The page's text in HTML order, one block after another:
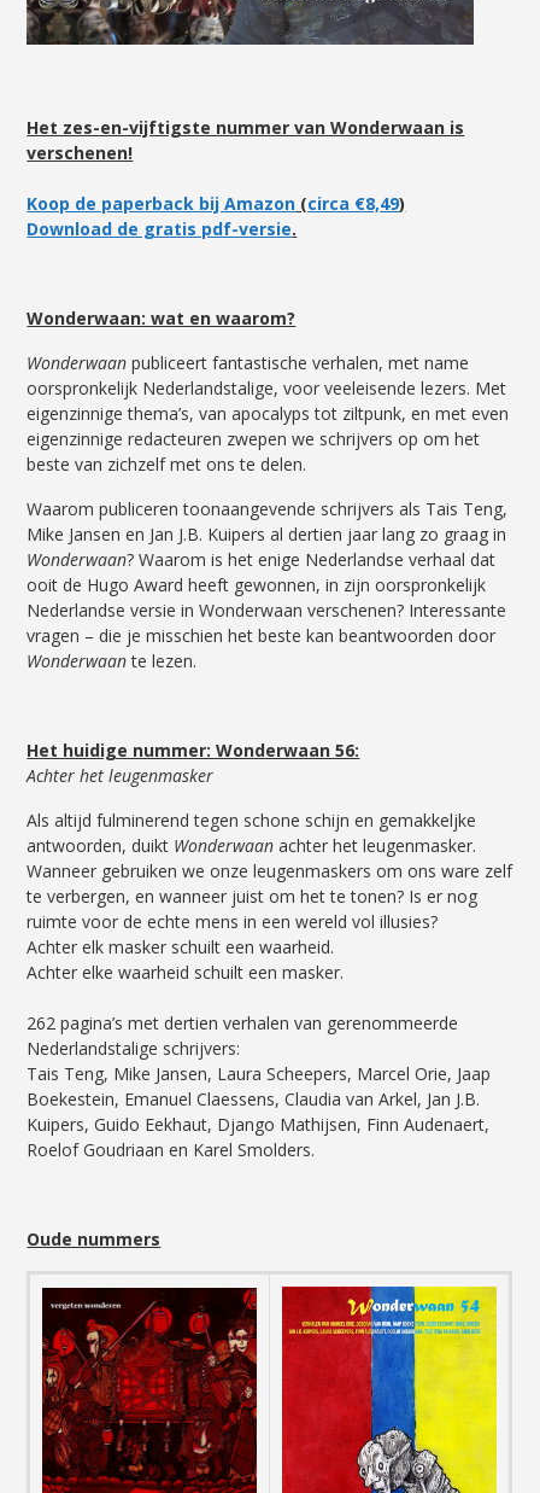
Het zes-en-vijftigste nummer van Wonderwaan is
verschenen!
Koop de paperback bij Amazon (circa €8,49)
Download de gratis pdf-versie.
Wonderwaan: wat en waarom?
Wonderwaan publiceert fantastische verhalen, met name
oorspronkelijk Nederlandstalige, voor veeleisende lezers. Met
eigenzinnige thema’s, van apocalyps tot ziltpunk, en met even
eigenzinnige redacteuren zwepen we schrijvers op om het
beste van zichzelf met ons te delen.
Waarom publiceren toonaangevende schrijvers als Tais Teng,
Mike Jansen en Jan J.B. Kuipers al dertien jaar lang zo graag in
Wonderwaan? Waarom is het enige Nederlandse verhaal dat
ooit de Hugo Award heeft gewonnen, in zijn oorspronkelijk
Nederlandse versie in Wonderwaan verschenen? Interessante
vragen – die je misschien het beste kan beantwoorden door
Wonderwaante lezen.
Het huidige nummer: Wonderwaan 56:
Achter het leugenmasker
Als altijd fulminerend tegen schone schijn en gemak­keljke
antwoorden, duikt Wonderwaan achter het leugen­masker.
Wanneer gebruiken we onze leugenmaskers om ons ware zelf
te verbergen, en wanneer juist om het te tonen? Is er nog
ruimte voor de echte mens in een wereld vol illusies?
Achter elk masker schuilt een waarheid.
Achter elke waarheid schuilt een masker.
262 pagina’s met dertien verhalen van gerenommeerde
Nederlandstalige schrijvers:
Tais Teng, Mike Jansen, Laura Scheepers, Marcel Orie, Jaap
Boekestein, Emanuel Claessens, Claudia van Arkel, Jan J.B.
Kuipers, Guido Eekhaut, Django Mathijsen, Finn Audenaert,
Roelof Goudriaan en Karel Smolders.
Oude nummers